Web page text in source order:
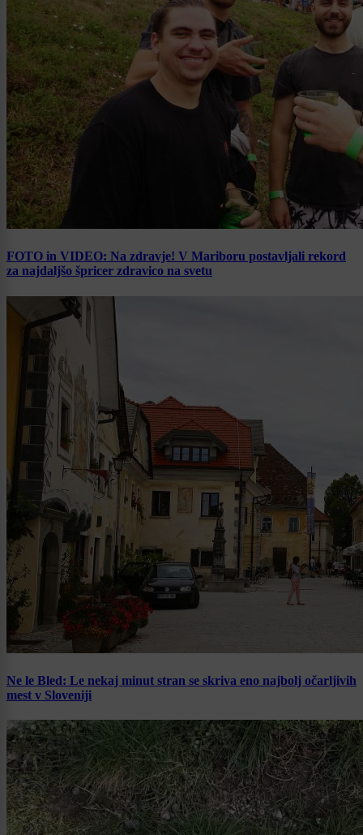
FOTO in VIDEO: Na zdravje! V Mariboru postavljali rekord
za najdaljšo špricer zdravico na svetu
Ne le Bled: Le nekaj minut stran se skriva eno najbolj očarljivih
mest v Sloveniji